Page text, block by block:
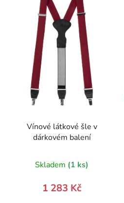
Vínové látkové šle v
dárkovém balení
Skladem (1 ks)
1 283 Kč